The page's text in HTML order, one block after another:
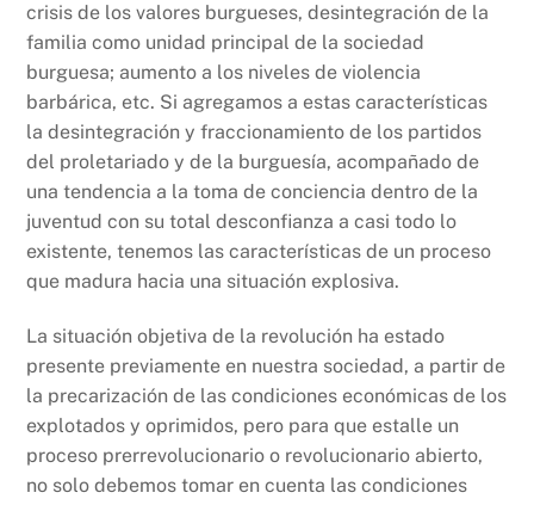
crisis de los valores burgueses, desintegración de la
familia como unidad principal de la sociedad
burguesa; aumento a los niveles de violencia
barbárica, etc. Si agregamos a estas características
la desintegración y fraccionamiento de los partidos
del proletariado y de la burguesía, acompañado de
una tendencia a la toma de conciencia dentro de la
juventud con su total desconfianza a casi todo lo
existente, tenemos las características de un proceso
que madura hacia una situación explosiva.
La situación objetiva de la revolución ha estado
presente previamente en nuestra sociedad, a partir de
la precarización de las condiciones económicas de los
explotados y oprimidos, pero para que estalle un
proceso prerrevolucionario o revolucionario abierto,
no solo debemos tomar en cuenta las condiciones